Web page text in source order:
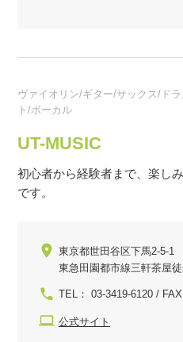
ヴァイオリン/ギター/サックス/ド
ト/ボーカル
UT-MUSIC
初心者から経験者まで、楽し
です。
東京都世田谷区下馬2-5-1
東急田園都市線三軒茶屋
TEL： 03-3419-6120 /
公式サイト